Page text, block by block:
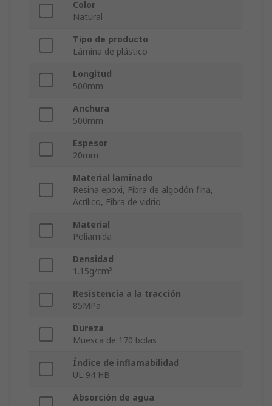
Color
Natural
Tipo de producto
Lámina de plástico
Longitud
500mm
Anchura
500mm
Espesor
20mm
Material laminado
Resina epoxi, Fibra de algodón fina,
Acrílico, Fibra de vidrio
Material
Poliamida
Densidad
1.15g/cm³
Resistencia a la tracción
85MPa
Dureza
Muesca de 170 bolas
Índice de inflamabilidad
UL 94 HB
Absorción de agua